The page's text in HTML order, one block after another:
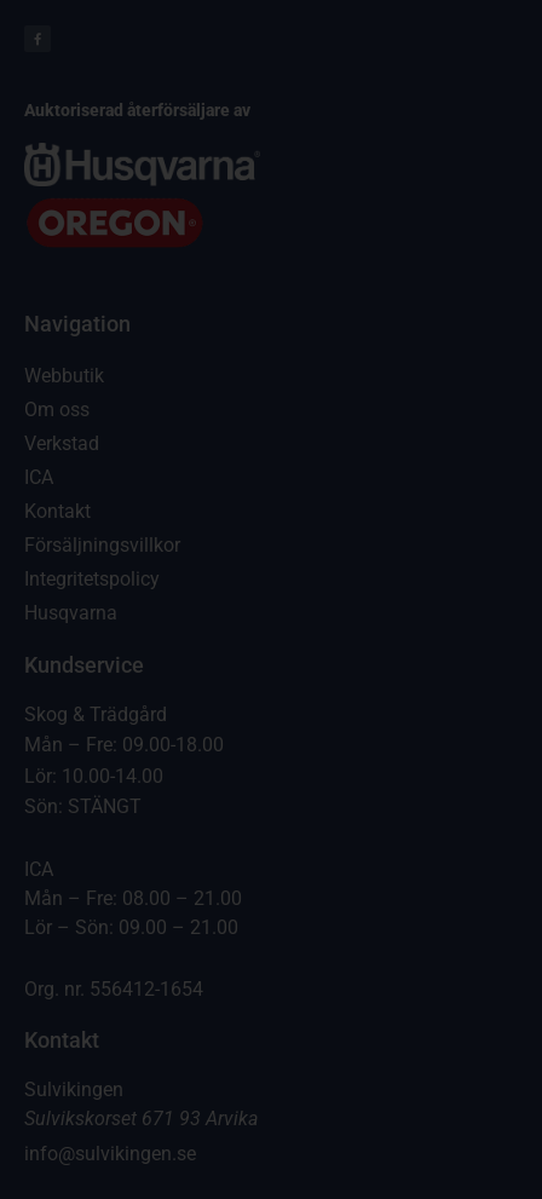
Auktoriserad återförsäljare av
Navigation
Webbutik
Om oss
Verkstad
ICA
Kontakt
Försäljningsvillkor
Integritetspolicy
Husqvarna
Kundservice
Skog & Trädgård
Mån – Fre: 09.00-18.00
Lör: 10.00-14.00
Sön: STÄNGT
ICA
Mån – Fre: 08.00 – 21.00
Lör – Sön: 09.00 – 21.00
Org. nr. 556412-1654
Kontakt
Sulvikingen
Sulvikskorset 671 93 Arvika
info@sulvikingen.se